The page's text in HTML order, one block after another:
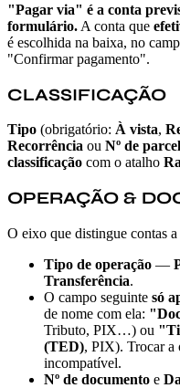
"Pagar via" é a conta
formulário. A conta que
é escolhida na baixa, no
"Confirmar pagamento".
CLASSIFICAÇÃO
Tipo (obrigatório: À vista,
Recorrência ou Nº de
classificação com o atalho
OPERAÇÃO &
O eixo que distingue contas
Tipo de operação —
Transferência.
O campo seguinte só
de nome com ela:
Tributo, PIX…) ou
(TED), PIX). Trocar a
incompatível.
Nº de documento e